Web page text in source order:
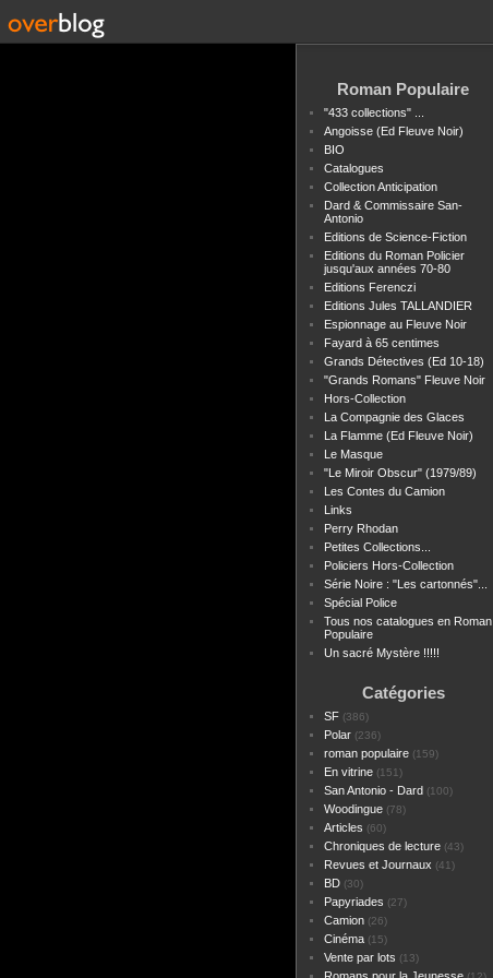
Roman Populaire
"433 collections" ...
Angoisse (Ed Fleuve Noir)
BIO
Catalogues
Collection Anticipation
Dard & Commissaire San-
Antonio
Editions de Science-Fiction
Editions du Roman Policier
jusqu'aux années 70-80
Editions Ferenczi
Editions Jules TALLANDIER
Espionnage au Fleuve Noir
Fayard à 65 centimes
Grands Détectives (Ed 10-18)
"Grands Romans" Fleuve Noir
Hors-Collection
La Compagnie des Glaces
La Flamme (Ed Fleuve Noir)
Le Masque
"Le Miroir Obscur" (1979/89)
Les Contes du Camion
Links
Perry Rhodan
Petites Collections...
Policiers Hors-Collection
Série Noire : "Les cartonnés"...
Spécial Police
Tous nos catalogues en Roman
Populaire
Un sacré Mystère !!!!!
Catégories
SF (386)
Polar (236)
roman populaire (159)
En vitrine (151)
San Antonio - Dard (100)
Woodingue (78)
Articles (60)
Chroniques de lecture (43)
Revues et Journaux (41)
BD (30)
Papyriades (27)
Camion (26)
Cinéma (15)
Vente par lots (13)